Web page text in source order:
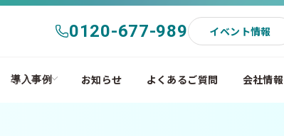
0120-677-989 イベント情報
導入事例 お知らせ よくあるご質問 会社情報